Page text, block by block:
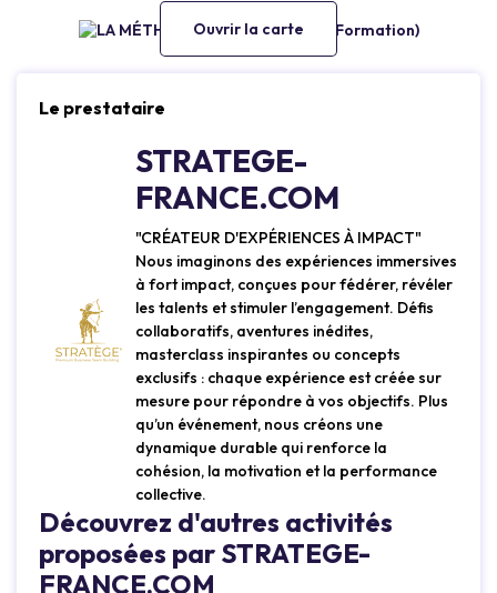
Ouvrir la carte
Le prestataire
STRATEGE-
FRANCE.COM
"CRÉATEUR D'EXPÉRIENCES À IMPACT"
Nous imaginons des expériences immersives
à fort impact, conçues pour fédérer, révéler
les talents et stimuler l’engagement. Défis
collaboratifs, aventures inédites,
masterclass inspirantes ou concepts
exclusifs : chaque expérience est créée sur
mesure pour répondre à vos objectifs. Plus
qu’un événement, nous créons une
dynamique durable qui renforce la
cohésion, la motivation et la performance
collective.
Découvrez d'autres activités
proposées par STRATEGE-
FRANCE.COM